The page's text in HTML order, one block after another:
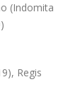
(Indomita
Regis